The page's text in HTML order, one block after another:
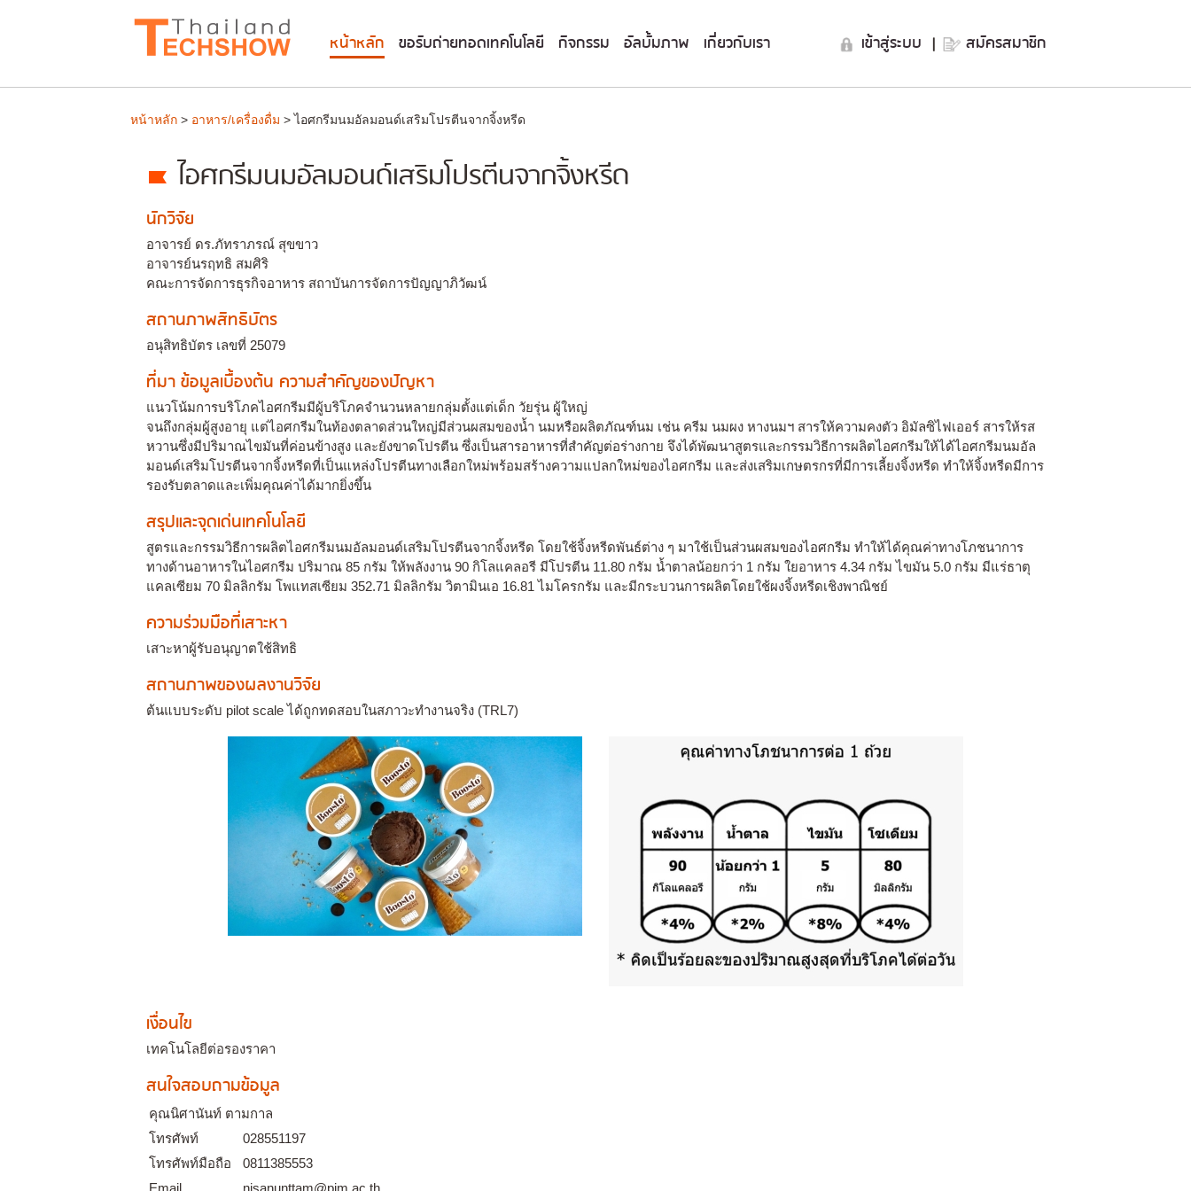
หน้าหลัก ขอรับถ่ายทอดเทคโนโลยี กิจกรรม อัลบั้มภาพ เกี่ยวกับเรา เข้าสู่ระบบ | สมัครสมาชิก
หน้าหลัก > อาหาร/เครื่องดื่ม > ไอศกรีมนมอัลมอนด์เสริมโปรตีนจากจิ้งหรีด
ไอศกรีมนมอัลมอนด์เสริมโปรตีนจากจิ้งหรีด
นักวิจัย
อาจารย์ ดร.ภัทราภรณ์ สุขขาว
อาจารย์นรฤทธิ สมศิริ
คณะการจัดการธุรกิจอาหาร สถาบันการจัดการปัญญาภิวัฒน์
สถานภาพสิทธิบัตร
อนุสิทธิบัตร เลขที่ 25079
ที่มา ข้อมูลเบื้องต้น ความสำคัญของปัญหา
แนวโน้มการบริโภคไอศกรีมมีผู้บริโภคจำนวนหลายกลุ่มตั้งแต่เด็ก วัยรุ่น ผู้ใหญ่
จนถึงกลุ่มผู้สูงอายุ แต่ไอศกรีมในท้องตลาดส่วนใหญ่มีส่วนผสมของน้ำ นมหรือผลิตภัณฑ์นม เช่น ครีม นมผง หางนมฯ สารให้ความคงตัว อิมัลซิไฟเออร์ สารให้รส
หวานซึ่งมีปริมาณไขมันที่ค่อนข้างสูง และยังขาดโปรตีน ซึ่งเป็นสารอาหารที่สำคัญต่อร่างกาย จึงได้พัฒนาสูตรและกรรมวิธีการผลิตไอศกรีมให้ได้ไอศกรีมนมอัล
มอนด์เสริมโปรตีนจากจิ้งหรีดที่เป็นแหล่งโปรตีนทางเลือกใหม่พร้อมสร้างความแปลกใหม่ของไอศกรีม และส่งเสริมเกษตรกรที่มีการเลี้ยงจิ้งหรีด ทำให้จิ้งหรีดมีการ
รองรับตลาดและเพิ่มคุณค่าได้มากยิ่งขึ้น
สรุปและจุดเด่นเทคโนโลยี
สูตรและกรรมวิธีการผลิตไอศกรีมนมอัลมอนด์เสริมโปรตีนจากจิ้งหรีด โดยใช้จิ้งหรีดพันธ์ต่าง ๆ มาใช้เป็นส่วนผสมของไอศกรีม ทำให้ได้คุณค่าทางโภชนาการ
ทางด้านอาหารในไอศกรีม ปริมาณ 85 กรัม ให้พลังงาน 90 กิโลแคลอรี มีโปรตีน 11.80 กรัม น้ำตาลน้อยกว่า 1 กรัม ใยอาหาร 4.34 กรัม ไขมัน 5.0 กรัม มีแร่ธาตุ
แคลเซียม 70 มิลลิกรัม โพแทสเซียม 352.71 มิลลิกรัม วิตามินเอ 16.81 ไมโครกรัม และมีกระบวนการผลิตโดยใช้ผงจิ้งหรีดเชิงพาณิชย์
ความร่วมมือที่เสาะหา
เสาะหาผู้รับอนุญาตใช้สิทธิ
สถานภาพของผลงานวิจัย
ต้นแบบระดับ pilot scale ได้ถูกทดสอบในสภาวะทำงานจริง (TRL7)
เงื่อนไข
เทคโนโลยีต่อรองราคา
สนใจสอบถามข้อมูล
คุณนิศานันท์ ตามกาล
โทรศัพท์
028551197
โทรศัพท์มือถือ
0811385553
Email
nisanunttam@pim.ac.th